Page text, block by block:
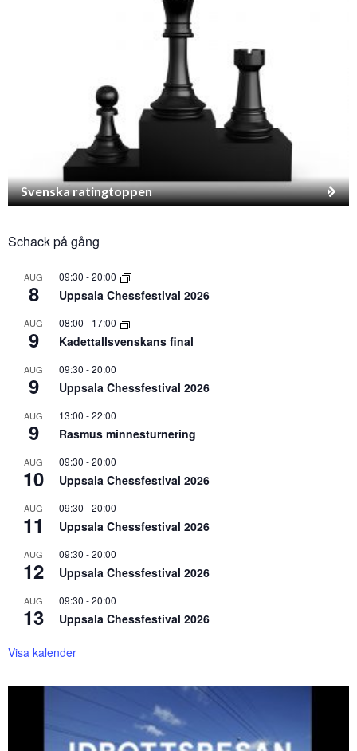
Svenska ratingtoppen
Schack på gång
AUG
8
09:30 -20:00
Uppsala Chessfestival 2026
AUG
9
08:00 - 17:00
Kadettallsvenskans final
AUG
9
09:30 -20:00
Uppsala Chessfestival 2026
AUG
9
13:00 -22:00
Rasmus minnesturnering
AUG
10
09:30 -20:00
Uppsala Chessfestival 2026
AUG
11
09:30 -20:00
Uppsala Chessfestival 2026
AUG
12
09:30 -20:00
Uppsala Chessfestival 2026
AUG
13
09:30 -20:00
Uppsala Chessfestival 2026
Visa kalender